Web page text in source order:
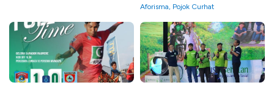
Aforisma, Pojok Curhat